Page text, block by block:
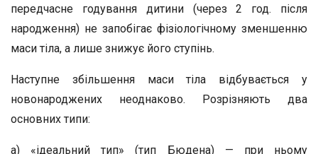
передчасне годування дитини (через 2 год. після
народження) не запобігає фізіологічному зменшенню
маси тіла, а лише знижує його ступінь.
Наступне збільшення маси тіла відбувається у
новонароджених неоднаково. Розрізняють два
основних типи:
а) «ідеальний тип» (тип Бюдена) — при ньому